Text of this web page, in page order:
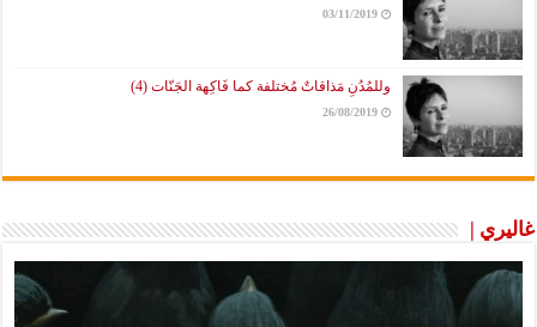
03/11/2019
وللمُدُنِ مَذاقاتٌ مُختلفة كما فَاكِهة الجَنّات (4)
26/08/2019
غاليري |